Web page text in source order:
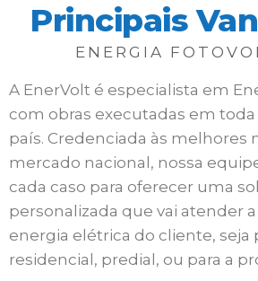
Principais
ENERGIA
A EnerVolt é especialista em
com obras executadas em toda
país. Credenciada às melhores
mercado nacional, nossa
cada caso para oferecer uma
personalizada que vai atender
energia elétrica do cliente, seja
residencial, predial, ou para a